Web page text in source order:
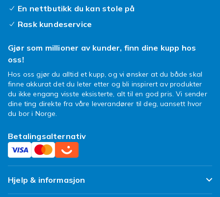
nøkler og kort, finner du det her. Et
feste; det er en beskyttelse mot svette, regn
vannavstøtende og ripebestandige, slik at ditt
uansett vær. Dette essensiellexperia proi
tilbehørlar deg lytte til musikk, spore
fremgangen din og holde kontakten uten
avbrudd.
perfekte treningspartneren og gjør deg klar til
å erobre alle dine personlige rekorder. Det er
En nettbutikk du kan stole på
Rask kundeservice
Gjør som millioner av kunder, finn dine kupp hos
oss!
Hos oss gjør du alltid et kupp, og vi ønsker at du både skal
finne akkurat det du leter etter og bli inspirert av produkter
du ikke engang visste eksisterte, alt til en god pris. Vi sender
dine ting direkte fra våre leverandører til deg, uansett hvor
du bor i Norge.
Betalingsalternativ
Hjelp & informasjon